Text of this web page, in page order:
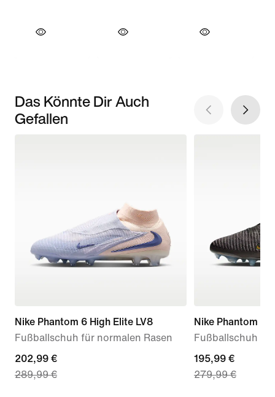
Das Könnte Dir Auch
Gefallen
Nike Phantom 6 High Elite LV8
Fußballschuh für normalen Rasen
current
price
202,99 €
289,99 €
Nike Phantom 6
Fußballschuh
current
price
195,99 €
279,99 €